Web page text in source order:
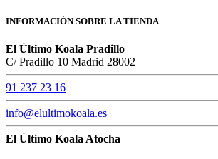
INFORMACIÓN SOBRE LA TIENDA
El Último Koala Pradillo
C/ Pradillo 10 Madrid 28002
91 237 23 16
info@elultimokoala.es
El Último Koala Atocha